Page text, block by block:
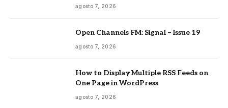
agosto 7, 2026
Open Channels FM: Signal – Issue 19
agosto 7, 2026
How to Display Multiple RSS Feeds on
One Page in WordPress
agosto 7, 2026